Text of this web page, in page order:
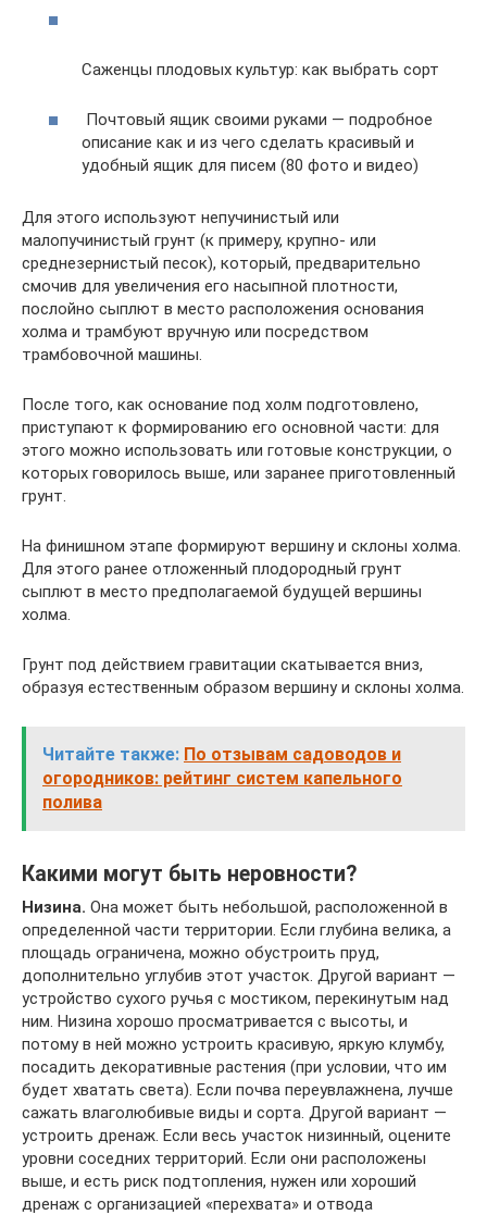
Саженцы плодовых культур: как выбрать сорт
Почтовый ящик своими руками — подробное
описание как и из чего сделать красивый и
удобный ящик для писем (80 фото и видео)
Для этого используют непучинистый или
малопучинистый грунт (к примеру, крупно- или
среднезернистый песок), который, предварительно
смочив для увеличения его насыпной плотности,
послойно сыплют в место расположения основания
холма и трамбуют вручную или посредством
трамбовочной машины.
После того, как основание под холм подготовлено,
приступают к формированию его основной части: для
этого можно использовать или готовые конструкции, о
которых говорилось выше, или заранее приготовленный
грунт.
На финишном этапе формируют вершину и склоны холма.
Для этого ранее отложенный плодородный грунт
сыплют в место предполагаемой будущей вершины
холма.
Грунт под действием гравитации скатывается вниз,
образуя естественным образом вершину и склоны холма.
Читайте также: По отзывам садоводов и
огородников: рейтинг систем капельного
полива
Какими могут быть неровности?
Низина. Она может быть небольшой, расположенной в
определенной части территории. Если глубина велика, а
площадь ограничена, можно обустроить пруд,
дополнительно углубив этот участок. Другой вариант —
устройство сухого ручья с мостиком, перекинутым над
ним. Низина хорошо просматривается с высоты, и
потому в ней можно устроить красивую, яркую клумбу,
посадить декоративные растения (при условии, что им
будет хватать света). Если почва переувлажнена, лучше
сажать влаголюбивые виды и сорта. Другой вариант —
устроить дренаж. Если весь участок низинный, оцените
уровни соседних территорий. Если они расположены
выше, и есть риск подтопления, нужен или хороший
дренаж с организацией «перехвата» и отвода